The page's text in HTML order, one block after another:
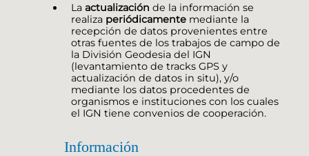
La actualización de la información se
realiza periódicamente mediante la
recepción de datos provenientes entre
otras fuentes de los trabajos de campo de
la División Geodesia del IGN
(levantamiento de tracks GPS y
actualización de datos in situ), y/o
mediante los datos procedentes de
organismos e instituciones con los cuales
el IGN tiene convenios de cooperación.
Información